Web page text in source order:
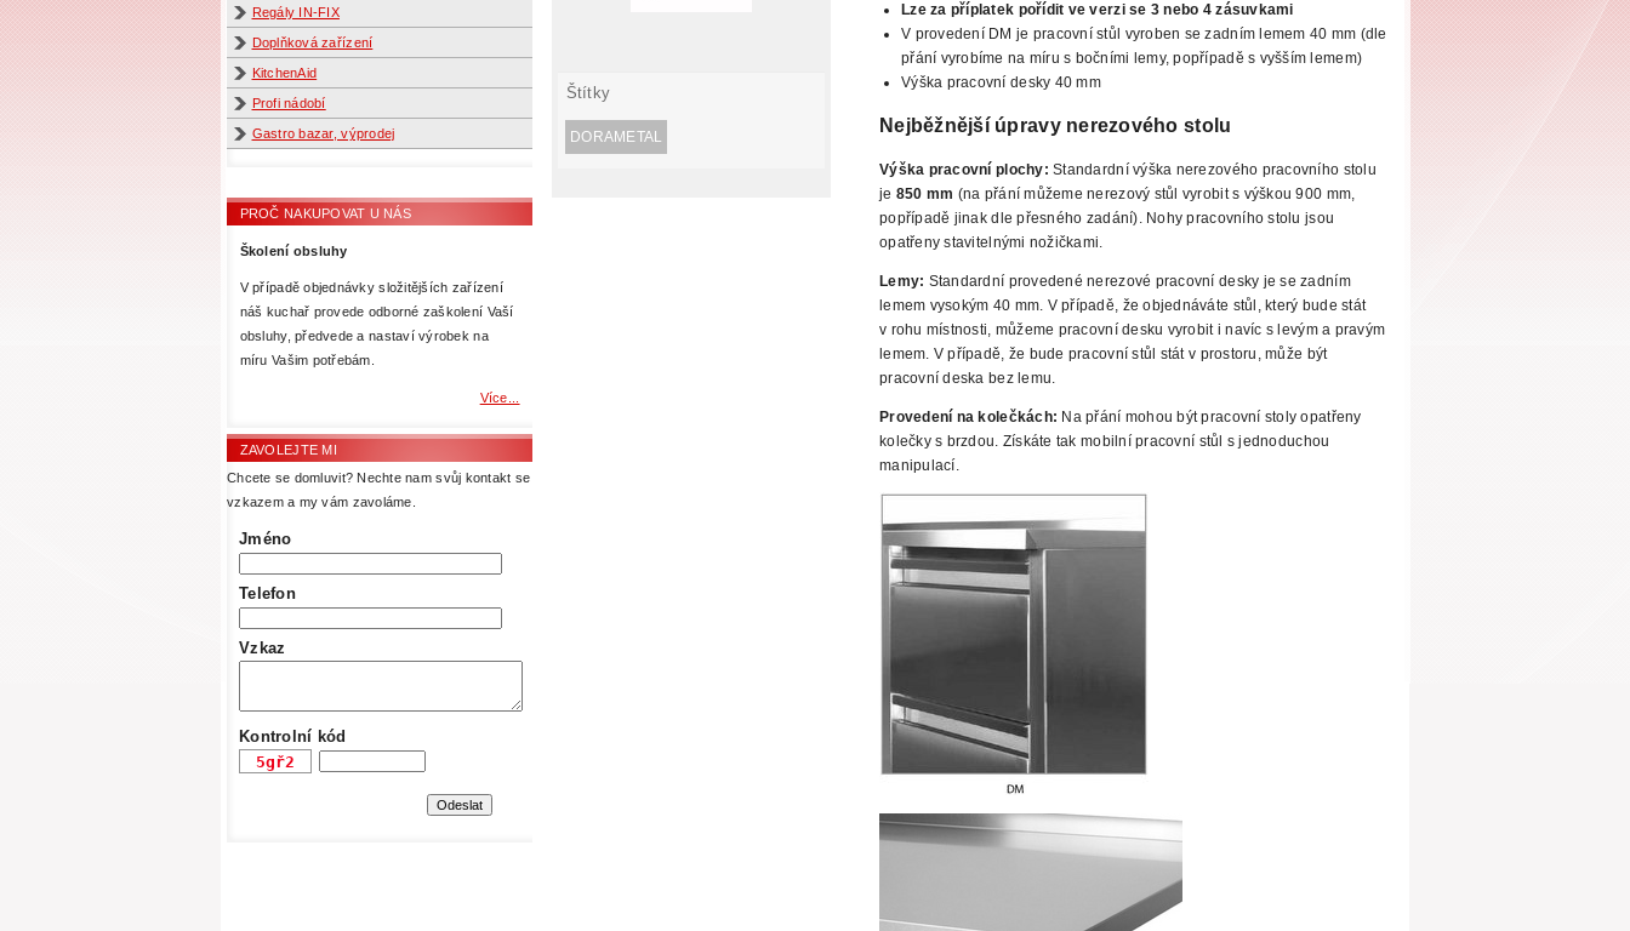
Regály IN-FIX
Doplňková zařízení
KitchenAid
Profi nádobí
Gastro bazar, výprodej
PROČ NAKUPOVAT U NÁS
Školení obsluhy
V případě objednávky složitějších zařízení
náš kuchař provede odborné zaškolení Vaší
obsluhy, předvede a nastaví výrobek na
míru Vašim potřebám.
Více...
ZAVOLEJTE MI
Chcete se domluvit? Nechte nam svůj kontakt se
vzkazem a my vám zavoláme.
Jméno
Telefon
Vzkaz
Kontrolní kód
Štítky
DORAMETAL
Lze za příplatek pořídit ve verzi se 3 nebo 4 zásuvkami
V provedení DM je pracovní stůl vyroben se zadním lemem 40 mm (dle
přání vyrobíme na míru s bočními lemy, popřípadě s vyšším lemem)
Výška pracovní desky 40 mm
Nejběžnějšíúpravy nerezového stolu
Výška pracovní plochy:Standardní výška nerezového pracovního stolu
je 850 mm (na přání můžeme nerezový stůl vyrobit s výškou 900 mm,
popřípadě jinak dle přesného zadání). Nohy pracovního stolu jsou
opatřeny stavitelnými nožičkami.
Lemy: Standardní provedené nerezové pracovní desky je se zadním
lemem vysokým 40 mm. V případě, že objednáváte stůl, který bude stát
v rohu místnosti, můžeme pracovní desku vyrobit i navíc s levým a pravým
lemem. V případě, že bude pracovní stůl stát v prostoru, může být
pracovní deska bezlemu.
Provedení na kolečkách: Na přání mohou být pracovní stoly opatřeny
kolečkys brzdou. Získáte tak mobilní pracovní stůl s jednoduchou
manipulací.